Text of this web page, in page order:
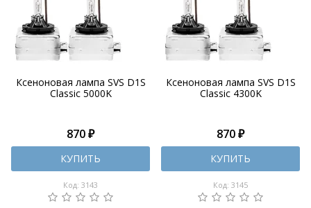
Ксеноновая лампа SVS D1S
Classic 5000K
870 ₽
КУПИТЬ
Код: 3143
Ксеноновая лампа SVS D1S
Classic 4300K
870 ₽
КУПИТЬ
Код: 3145